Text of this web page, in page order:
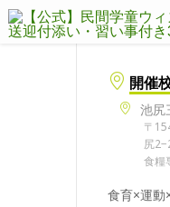
開催
池尻
〒
尻
食糧
食育×運動